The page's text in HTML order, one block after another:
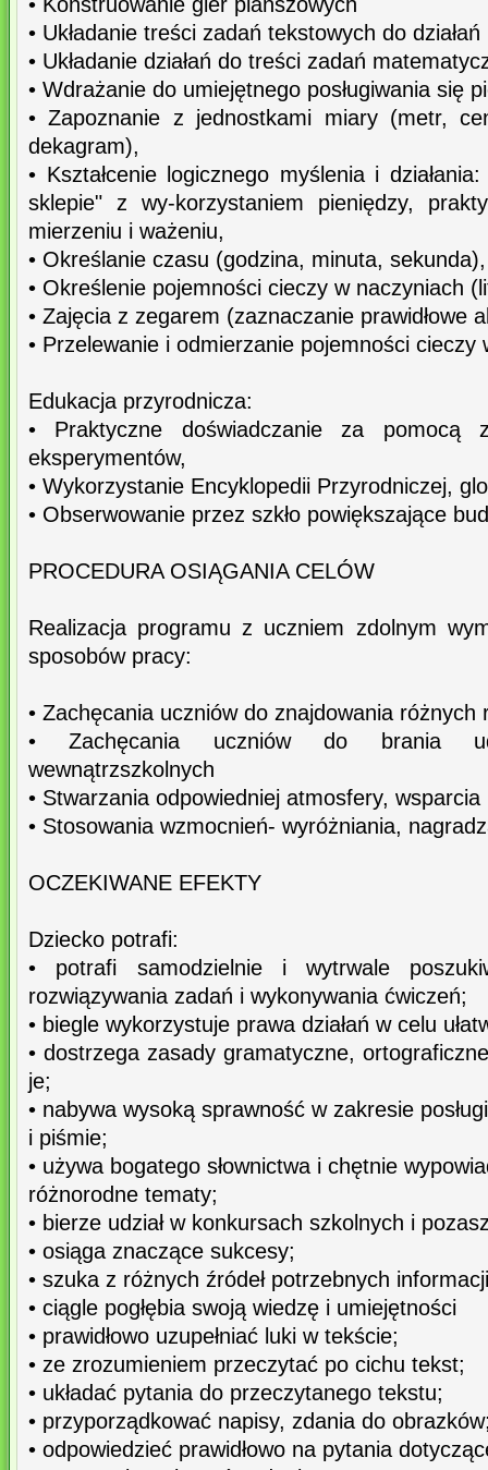
• Układanie treści zadań tekstowych do
• Układanie działań do treści zadań
• Wdrażanie do umiejętnego posługiwania się
• Zapoznanie z jednostkami miary (metr,
dekagram),
• Kształcenie logicznego myślenia i
sklepie" z wy-korzystaniem pieniędzy,
mierzeniu i ważeniu,
• Określanie czasu (godzina, minuta, sekunda),
• Określenie pojemności cieczy w naczyniach
• Zajęcia z zegarem (zaznaczanie prawidłowe
• Przelewanie i odmierzanie pojemności cieczy
Edukacja przyrodnicza:
• Praktyczne doświadczanie za pomocą
eksperymentów,
• Wykorzystanie Encyklopedii Przyrodniczej,
• Obserwowanie przez szkło powiększające
PROCEDURA OSIĄGANIA CELÓW
Realizacja programu z uczniem zdolnym
sposobów pracy:
• Zachęcania uczniów do znajdowania różnych
• Zachęcania uczniów do brania
wewnątrzszkolnych
• Stwarzania odpowiedniej atmosfery, wsparcia
• Stosowania wzmocnień- wyróżniania,
OCZEKIWANE EFEKTY
Dziecko potrafi:
• potrafi samodzielnie i wytrwale
rozwiązywania zadań i wykonywania ćwiczeń;
• biegle wykorzystuje prawa działań w celu
• dostrzega zasady gramatyczne,
je;
• nabywa wysoką sprawność w zakresie
i piśmie;
• używa bogatego słownictwa i chętnie
różnorodne tematy;
• bierze udział w konkursach szkolnych i
• osiąga znaczące sukcesy;
• szuka z różnych źródeł potrzebnych informacji
• ciągle pogłębia swoją wiedzę i umiejętności
• prawidłowo uzupełniać luki w tekście;
• ze zrozumieniem przeczytać po cichu tekst;
• układać pytania do przeczytanego tekstu;
• przyporządkować napisy, zdania do
• odpowiedzieć prawidłowo na pytania